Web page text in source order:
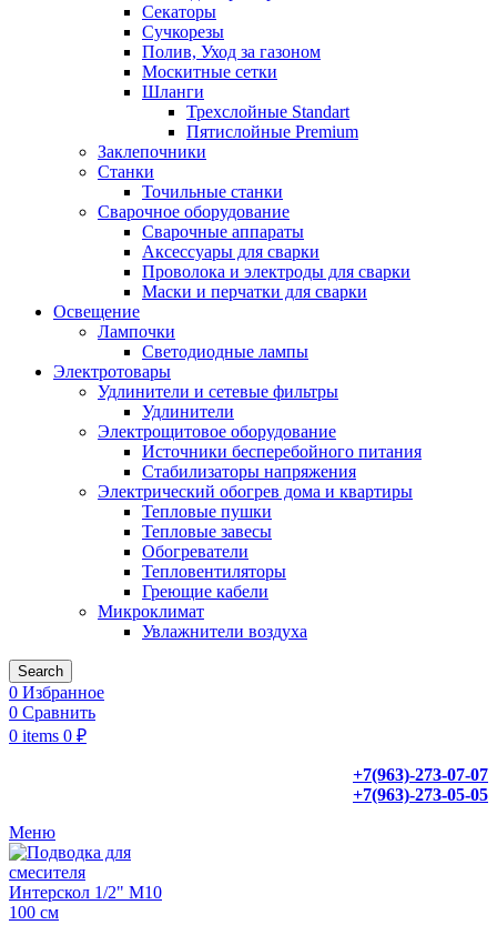
Секаторы
Сучкорезы
Полив, Уход за газоном
Москитные сетки
Шланги
Трехслойные Standart
Пятислойные Premium
Заклепочники
Станки
Точильные станки
Сварочное оборудование
Сварочные аппараты
Аксессуары для сварки
Проволока и электроды для сварки
Маски и перчатки для сварки
Освещение
Лампочки
Светодиодные лампы
Электротовары
Удлинители и сетевые фильтры
Удлинители
Электрощитовое оборудование
Источники бесперебойного питания
Стабилизаторы напряжения
Электрический обогрев дома и квартиры
Тепловые пушки
Тепловые завесы
Обогреватели
Тепловентиляторы
Греющие кабели
Микроклимат
Увлажнители воздуха
Search
0 Избранное
0 Сравнить
0 items 0 ₽
+7(963)-273-07-07
+7(963)-273-05-05
Меню